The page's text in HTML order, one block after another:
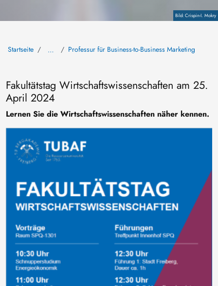
CopyrightCrispin-I. Mokry
Startseite … Professur für Business-to-Business Marketing
Fakultätstag Wirtschaftswissenschaften am 25.
April 2024
Lernen Sie die Wirtschaftswissenschaften näher kennen.